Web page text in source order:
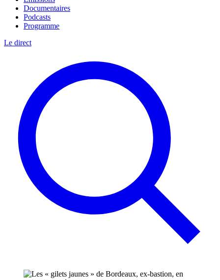
Documentaires
Podcasts
Programme
Le direct